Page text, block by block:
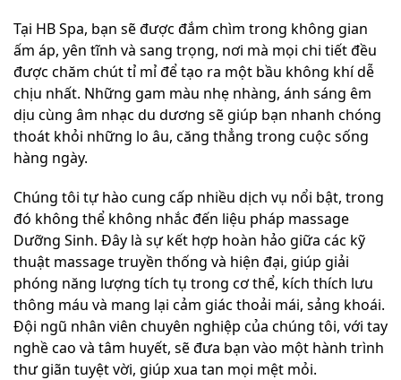
Tại HB Spa, bạn sẽ được đắm chìm trong không gian
ấm áp, yên tĩnh và sang trọng, nơi mà mọi chi tiết đều
được chăm chút tỉ mỉ để tạo ra một bầu không khí dễ
chịu nhất. Những gam màu nhẹ nhàng, ánh sáng êm
dịu cùng âm nhạc du dương sẽ giúp bạn nhanh chóng
thoát khỏi những lo âu, căng thẳng trong cuộc sống
hàng ngày.
Chúng tôi tự hào cung cấp nhiều dịch vụ nổi bật, trong
đó không thể không nhắc đến liệu pháp massage
Dưỡng Sinh. Đây là sự kết hợp hoàn hảo giữa các kỹ
thuật massage truyền thống và hiện đại, giúp giải
phóng năng lượng tích tụ trong cơ thể, kích thích lưu
thông máu và mang lại cảm giác thoải mái, sảng khoái.
Đội ngũ nhân viên chuyên nghiệp của chúng tôi, với tay
nghề cao và tâm huyết, sẽ đưa bạn vào một hành trình
thư giãn tuyệt vời, giúp xua tan mọi mệt mỏi.